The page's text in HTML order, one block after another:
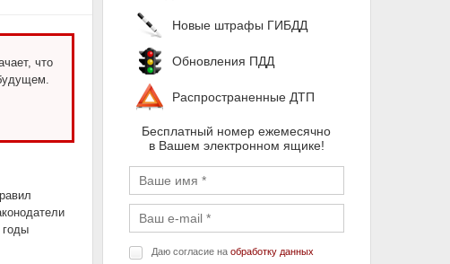
что
годы
Новые штрафы ГИБДД
Обновления ПДД
Распространенные ДТП
Бесплатный номер ежемесячно
в Вашем электронном ящике!
Даю согласие на обработку данных